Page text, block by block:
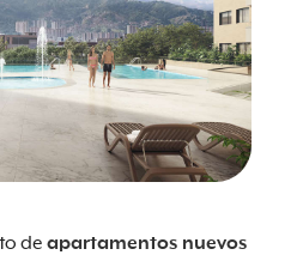
de apartamentos nuevos